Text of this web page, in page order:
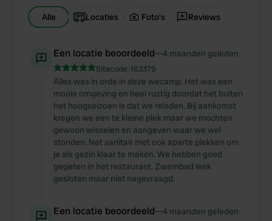
Alle Locaties Foto's Reviews
Een locatie beoordeeld—4 maanden geleden
Sitecode: 162379
Alles was in orde in deze wecamp. Het was een
mooie omgeving en heel rustig doordat het buiten
het hoogseizoen is dat we reisden. Bij aankomst
kregen we een te kleine plek maar we mochten
gewoon wisselen en aangeven waar we wel
stonden. Net sanitair met ook aparte plekken om
je als gezin klaar te maken. We hebben goed
gegeten in het restaurant. Zwembad leek
gesloten maar niet nagevraagd.
Een locatie beoordeeld—4 maanden geleden